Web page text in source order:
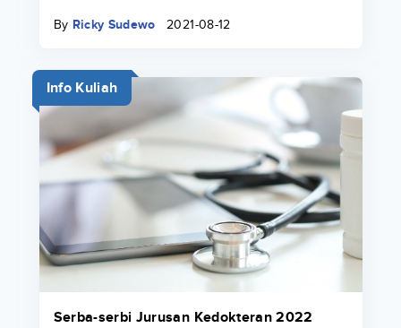
By Ricky Sudewo 2021-08-12
Info Kuliah
Serba-serbi Jurusan Kedokteran 2022